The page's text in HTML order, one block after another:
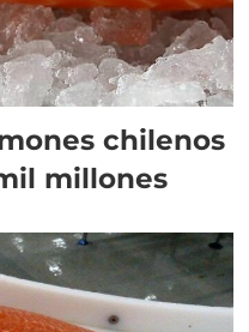
chilenos
millones